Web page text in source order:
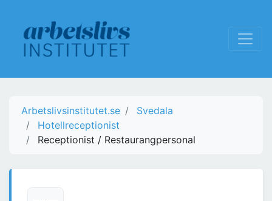
Arbetslivsinstitutet.se
Svedala
Hotellreceptionist
Receptionist / Restaurangpersonal